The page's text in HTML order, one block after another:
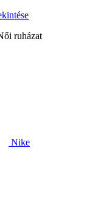
ruházat
Nike